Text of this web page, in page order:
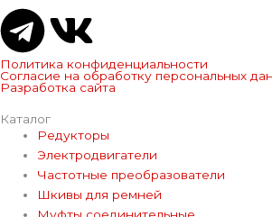
T
e
l
e
V
k
Политика конфиденциальности
Согласие на обработку персональных
Разработка сайта
Каталог
Редукторы
Электродвигатели
Частотные преобразователи
Шкивы для ремней
Муфты соединительные